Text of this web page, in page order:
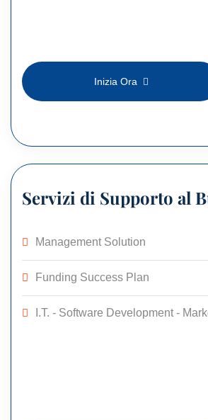
Inizia Ora
Servizi di Supporto al
Management Solution
Funding Success Plan
I.T. - Software Development -